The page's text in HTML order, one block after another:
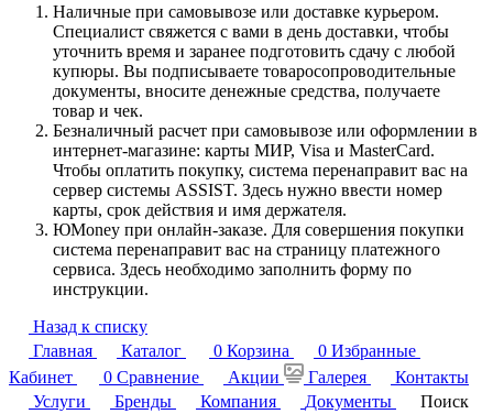
Наличные при самовывозе или доставке курьером.
Специалист свяжется с вами в день доставки, чтобы
уточнить время и заранее подготовить сдачу с любой
купюры. Вы подписываете товаросопроводительные
документы, вносите денежные средства, получаете
товар и чек.
Безналичный расчет при самовывозе или оформлении в
интернет-магазине: карты МИР, Visa и MasterCard.
Чтобы оплатить покупку, система перенаправит вас на
сервер системы ASSIST. Здесь нужно ввести номер
карты, срок действия и имя держателя.
ЮMoney при онлайн-заказе. Для совершения покупки
система перенаправит вас на страницу платежного
сервиса. Здесь необходимо заполнить форму по
инструкции.
Назад к списку
Главная
Каталог 0 Корзина 0 Избранные
Кабинет
0 Сравнение Акции Галерея
Контакты
Услуги
Бренды Компания Документы
Поиск